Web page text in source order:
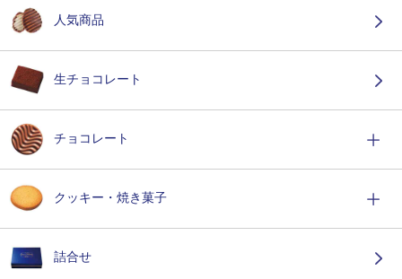
人気商品
生チョコレート
チョコレート
クッキー・焼き菓子
詰合せ